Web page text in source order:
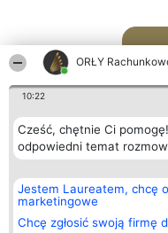
ORŁY
10:22
Cześć, chętnie Ci
odpowiedni temat
Jestem Laureatem, chcę
marketingowe
Chcę zgłosić swoją firmę
Organizator plebiscytu
Bright Side Solutions sp. z o.
o. sp. k.
ul. Ruska 22
Wrocław 50-079